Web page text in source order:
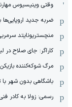
وقتی وینیسیوس
ضربه جدید اروپایی‌ها
منچستریونایتد
کاراگر: جای صلاح در
مرگ شوکه‌کننده
باشگاهی بدون شهر با
رسمی: زولا به کادر